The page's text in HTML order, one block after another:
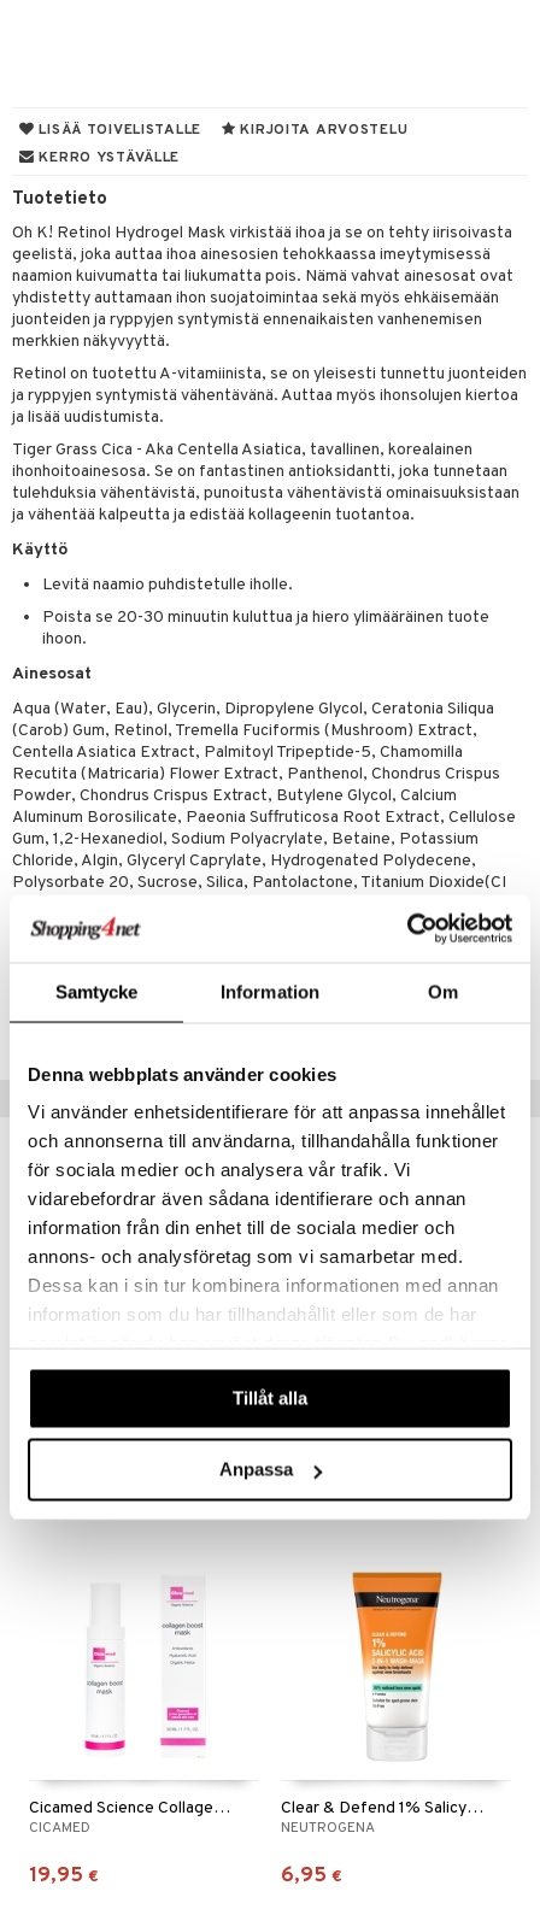
Samtycke Information Om
Denna webbplats använder cookies
Vi använder enhetsidentifierare för att anpassa innehållet
och annonserna till användarna, tillhandahålla funktioner
för sociala medier och analysera vår trafik. Vi
vidarebefordrar även sådana identifierare och annan
information från din enhet till de sociala medier och
annons- och analysföretag som vi samarbetar med.
Dessa kan i sin tur kombinera informationen med annan
information som du har tillhandahållit eller som de har
våra cookies vid fortsatt användande av vår webbplats.
Tillåt alla
Anpassa
LISÄÄ TOIVELISTALLE
KIRJOITA ARVOSTELU
KERRO YSTÄVÄLLE
Tuotetieto
Oh K! Retinol Hydrogel Mask virkistää ihoa ja se on tehty iirisoivasta
geelistä, joka auttaa ihoa ainesosien tehokkaassa imeytymisessä
naamion kuivumatta tai liukumatta pois. Nämä vahvat ainesosat ovat
yhdistetty auttamaan ihon suojatoimintaa sekä myös ehkäisemään
juonteiden ja ryppyjen syntymistä ennenaikaisten vanhenemisen
merkkien näkyvyyttä.
Retinol on tuotettu A-vitamiinista, se on yleisesti tunnettu juonteiden
ja ryppyjen syntymistä vähentävänä. Auttaa myös ihonsolujen kiertoa
ja lisää uudistumista.
Tiger Grass Cica - Aka Centella Asiatica, tavallinen, korealainen
ihonhoitoainesosa. Se on fantastinen antioksidantti, joka tunnetaan
tulehduksia vähentävistä, punoitusta vähentävistä ominaisuuksistaan
ja vähentää kalpeutta ja edistää kollageenin tuotantoa.
Käyttö
Levitä naamio puhdistetulle iholle.
Poista se 20-30 minuutin kuluttua ja hiero ylimääräinen tuote
ihoon.
Ainesosat
Aqua (Water, Eau), Glycerin, Dipropylene Glycol, Ceratonia Siliqua
(Carob) Gum, Retinol, Tremella Fuciformis (Mushroom) Extract,
Centella Asiatica Extract, Palmitoyl Tripeptide-5, Chamomilla
Recutita (Matricaria) Flower Extract, Panthenol, Chondrus Crispus
Powder, Chondrus Crispus Extract, Butylene Glycol, Calcium
Aluminum Borosilicate, Paeonia Suffruticosa Root Extract, Cellulose
Gum, 1,2-Hexanediol, Sodium Polyacrylate, Betaine, Potassium
Chloride, Algin, Glyceryl Caprylate, Hydrogenated Polydecene,
Polysorbate 20, Sucrose, Silica, Pantolactone, Titanium Dioxide(CI
Hexanediol, Disodium EDTA, Parfum (Fragrance)
Tuotenumero
COK25-OS-1-XX-XX
HYDRÉA LONDON BRUSHWORKS
7,94
Cicamed Science Collagen Boost Mask
CICAMED
19,95 €
Clear & Defend 1% Salicylic Acid 2in1 Wash Mask
NEUTROGENA
6,95 €
Päivävoide
hoito
/ Kajaali
&
Set
tuotteet
hoito
poisto
hoito
& saippuat
tuotteet
& Viikset
shave balm
shave lotion
de cologne
de toilette
tuotteet
poisto
hoito
& saippuat
10
1: Puhdistus
2: Kirkastus
3: Kosteutus
ja Vartalonhoito
ja naamiot
Huulten Hoito
Elixir
Happy
Happy For Men
Miehille
& Soujaus
& Ihonpuhdistus
& vastauksia